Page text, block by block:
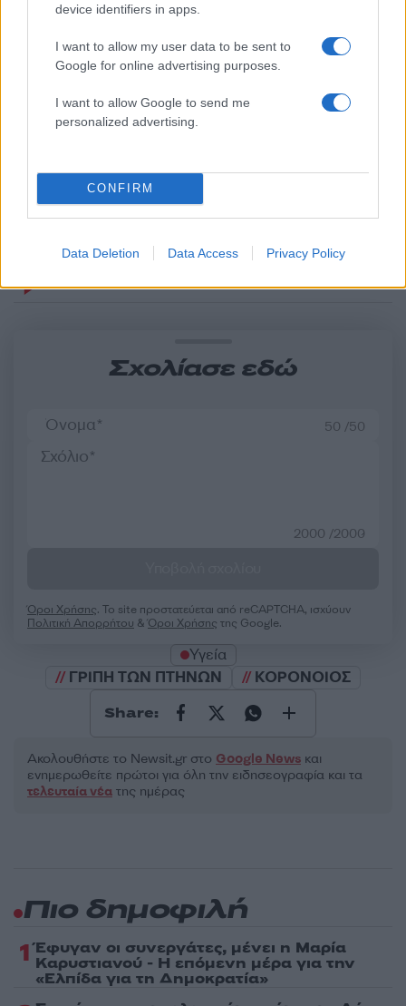
device identifiers in apps.
I want to allow my user data to be sent to
Google for online advertising purposes.
I want to allow Google to send me
personalized advertising.
CONFIRM
Data Deletion Data Access Privacy Policy
Σχόλια
Σχολίασε εδώ
50 /50
2000 /2000
Όροι Χρήσης. Το site προστατεύεται από reCAPTCHA, ισχύουν
Πολιτική Απορρήτου &Όροι Χρήσης της Google.
Υγεία
ΓΡΙΠΗ ΤΩΝ ΠΤΗΝΩΝ
ΚΟΡΟΝΟΙΟΣ
Share:
Ακολουθήστε το Νewsit.gr στο Google News και
ενημερωθείτε πρώτοι για όλη την ειδησεογραφία και τα
τελευταία νέα της ημέρας
Στη ΓΑΔΑ η 46χρονη που
της Μαρφίν - Μεταφέρθηκε
απευθείας από το
αεροδρόμιο
τα Στενά του
Πιο δημοφιλή
1 Έφυγαν οι συνεργάτες, μένει η Μαρία
Καρυστιανού - Η επόμενη μέρα για την
«Ελπίδα για τη Δημοκρατία»